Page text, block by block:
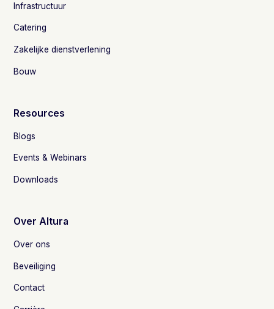
Infrastructuur
Catering
Zakelijke dienstverlening
Bouw
Resources
Blogs
Events & Webinars
Downloads
Over Altura
Over ons
Beveiliging
Contact